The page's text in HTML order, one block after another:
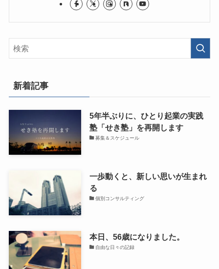
新着記事
5年半ぶりに、ひとり起業の実践
塾「せき塾」を再開します
募集＆スケジュール
一歩動くと、新しい思いが生まれ
る
個別コンサルティング
本日、56歳になりました。
自由な日々の記録